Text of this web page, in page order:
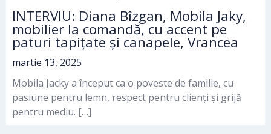
INTERVIU: Diana Bîzgan, Mobila Jaky,
mobilier la comandă, cu accent pe
paturi tapițate și canapele, Vrancea
martie 13, 2025
Mobila Jacky a început ca o poveste de familie, cu
pasiune pentru lemn, respect pentru clienți și grijă
pentru mediu. […]